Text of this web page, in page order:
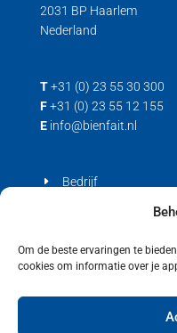
Om de beste ervaringen te
cookies om informatie over je
2031 BP Haarlem
Nederland
T +31 (0) 23 55 30 300
F +31 (0) 23 55 12 155
E info@bienfait.nl
Bedrijf
Cookiebeleid (EU)